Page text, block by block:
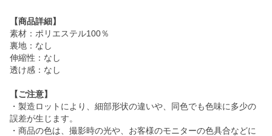
【商品詳細】
素材：ポリエステル100％
裏地：なし
伸縮性：なし
透け感：なし
【ご注意】
・製造ロットにより、細部形状の違いや、同色でも色味に多少の
誤差が生じます。
・商品の色は、撮影時の光や、お客様のモニターの色具合などに